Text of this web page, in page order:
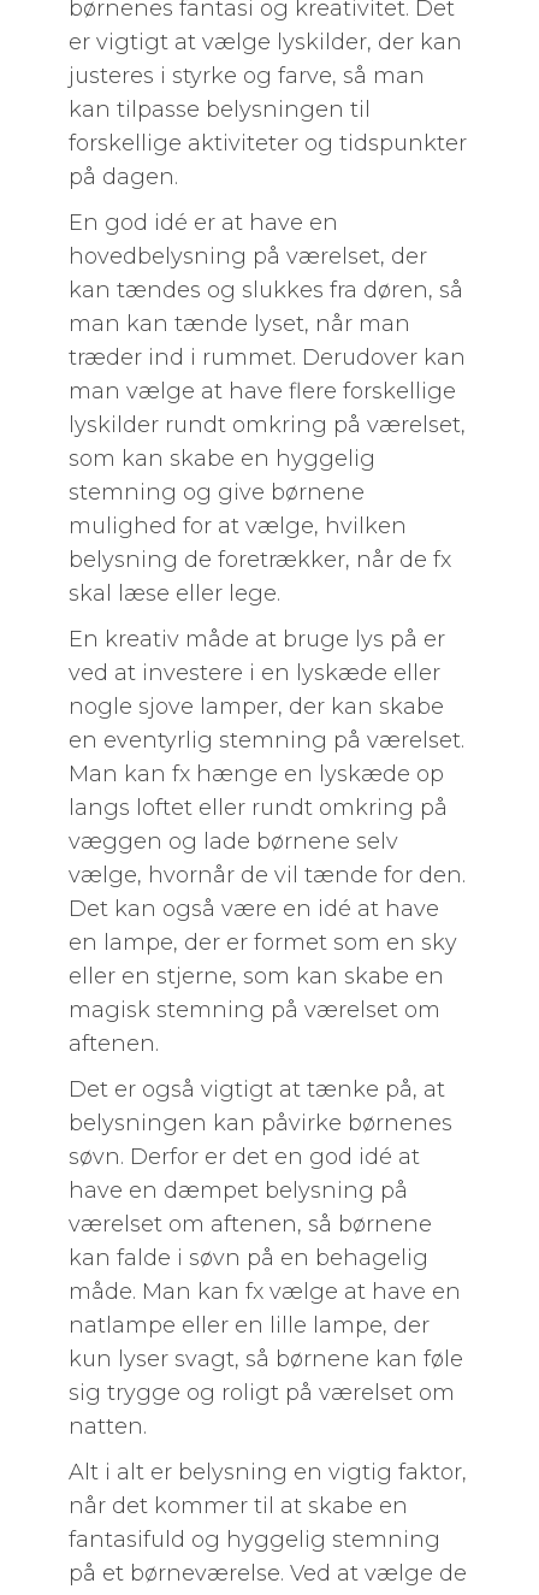
børnenes fantasi og kreativitet. Det
er vigtigt at vælge lyskilder, der kan
justeres i styrke og farve, så man
kan tilpasse belysningen til
forskellige aktiviteter og tidspunkter
på dagen.
En god idé er at have en
hovedbelysning på værelset, der
kan tændes og slukkes fra døren, så
man kan tænde lyset, når man
træder ind i rummet. Derudover kan
man vælge at have flere forskellige
lyskilder rundt omkring på værelset,
som kan skabe en hyggelig
stemning og give børnene
mulighed for at vælge, hvilken
belysning de foretrækker, når de fx
skal læse eller lege.
En kreativ måde at bruge lys på er
ved at investere i en lyskæde eller
nogle sjove lamper, der kan skabe
en eventyrlig stemning på værelset.
Man kan fx hænge en lyskæde op
langs loftet eller rundt omkring på
væggen og lade børnene selv
vælge, hvornår de vil tænde for den.
Det kan også være en idé at have
en lampe, der er formet som en sky
eller en stjerne, som kan skabe en
magisk stemning på værelset om
aftenen.
Det er også vigtigt at tænke på, at
belysningen kan påvirke børnenes
søvn. Derfor er det en god idé at
have en dæmpet belysning på
værelset om aftenen, så børnene
kan falde i søvn på en behagelig
måde. Man kan fx vælge at have en
natlampe eller en lille lampe, der
kun lyser svagt, så børnene kan føle
sig trygge og roligt på værelset om
natten.
Alt i alt er belysning en vigtig faktor,
når det kommer til at skabe en
fantasifuld og hyggelig stemning
på et børneværelse. Ved at vælge de